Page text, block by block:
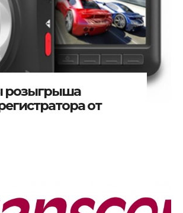
розыгрыша
от